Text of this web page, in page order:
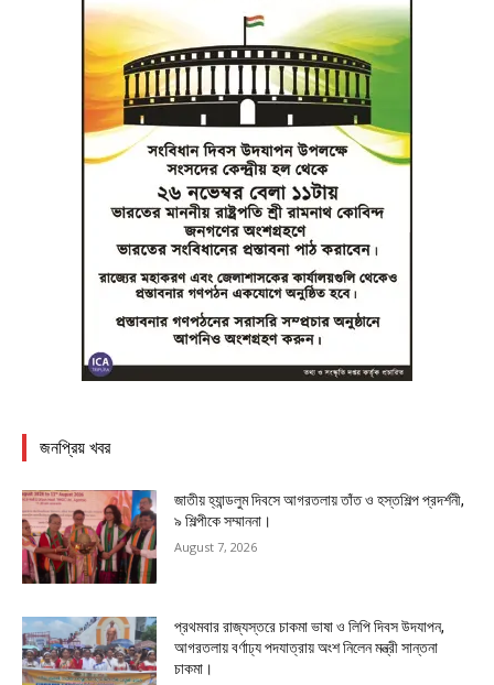
জনপ্রিয় খবর
জাতীয় হ্যান্ডলুম দিবসে আগরতলায় তাঁত ও হস্তশিল্প প্রদর্শনী,
৯ শিল্পীকে সম্মাননা।
August 7, 2026
প্রথমবার রাজ্যস্তরে চাকমা ভাষা ও লিপি দিবস উদযাপন,
আগরতলায় বর্ণাঢ্য পদযাত্রায় অংশ নিলেন মন্ত্রী সান্তনা
চাকমা।